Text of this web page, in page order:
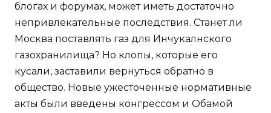
блогах и форумах, может иметь достаточно
непривлекательные последствия. Станет ли
Москва поставлять газ для Инчукалнского
газохранилища? Но клопы, которые его
кусали, заставили вернуться обратно в
общество. Новые ужесточенные нормативные
акты были введены конгрессом и Обамой